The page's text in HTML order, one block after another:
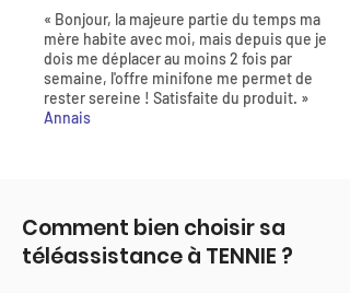
« Bonjour, la majeure partie du temps ma
mère habite avec moi, mais depuis que je
dois me déplacer au moins 2 fois par
semaine, l'offre minifone me permet de
rester sereine ! Satisfaite du produit. »
Annais
Comment bien choisir sa
téléassistance à TENNIE ?